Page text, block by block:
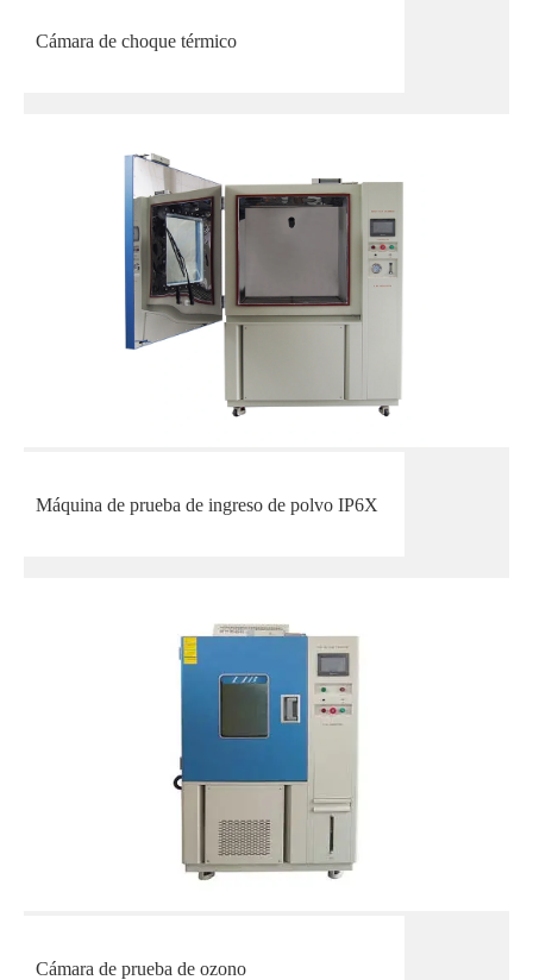
Cámara de choque térmico
Máquina de prueba de ingreso de polvo IP6X
Cámara de prueba de ozono